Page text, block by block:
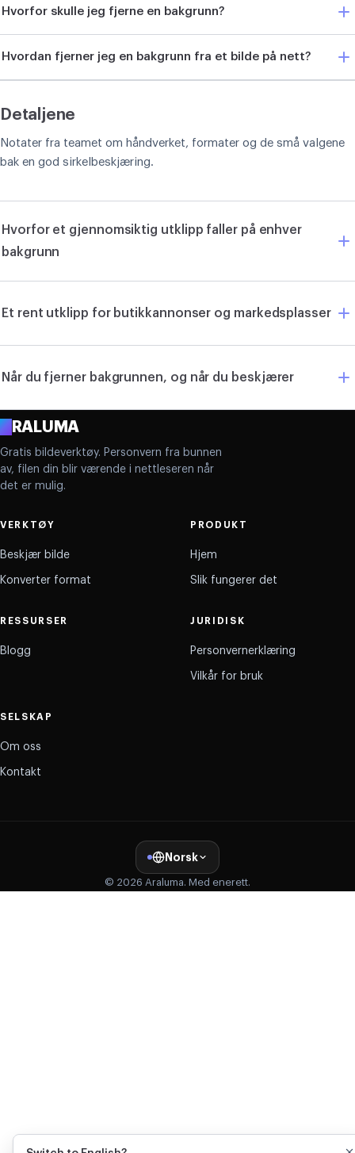
Hvorfor skulle jeg fjerne en bakgrunn?
Hvordan fjerner jeg en bakgrunn fra et bilde på nett?
Detaljene
Notater fra teamet om håndverket, formater og de små valgene
bak en god sirkelbeskjæring.
Hvorfor et gjennomsiktig utklipp faller på enhver
bakgrunn
Et rent utklipp for butikkannonser og markedsplasser
Når du fjerner bakgrunnen, og når du beskjærer
ARALUMA
Gratis bildeverktøy. Personvern fra bunnen
av, filen din blir værende i nettleseren når
det er mulig.
VERKTØY
Beskjær bilde
Konverter format
PRODUKT
Hjem
Slik fungerer det
RESSURSER
Blogg
JURIDISK
Personvernerklæring
Vilkår for bruk
SELSKAP
Om oss
Kontakt
Norsk
© 2026 Araluma. Med enerett.